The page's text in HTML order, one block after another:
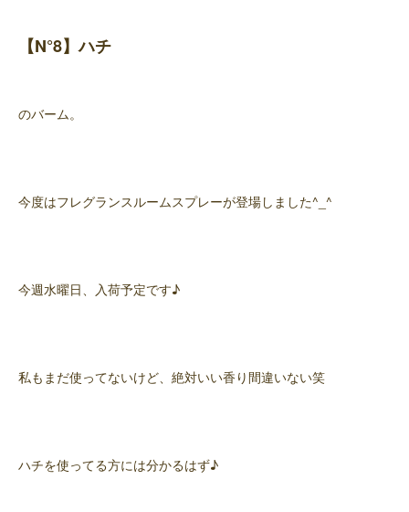
【N°8】ハチ
のバーム。
今度はフレグランスルームスプレーが登場しました^_^
今週水曜日、入荷予定です♪
私もまだ使ってないけど、絶対いい香り間違いない笑
ハチを使ってる方には分かるはず♪